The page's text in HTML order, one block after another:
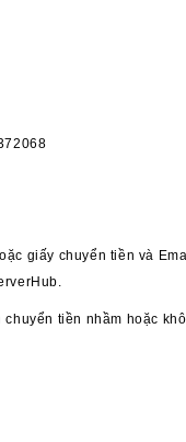
giấy chuyển tiền và
tiền nhầm hoặc